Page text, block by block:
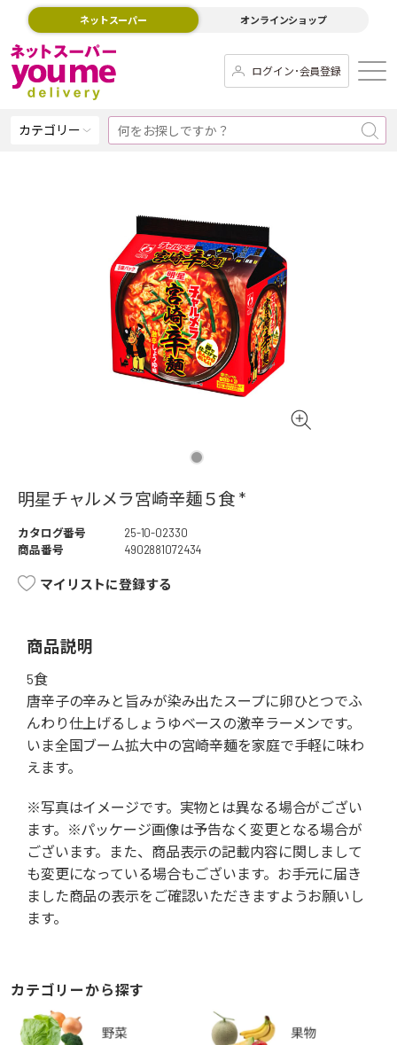
ネットスーパー オンラインショップ
ログイン･会員登録
カテゴリー
明星チャルメラ宮崎辛麺５食 *
カタログ番号
25-10-02330
商品番号
4902881072434
マイリストに登録する
商品説明
5食
唐辛子の辛みと旨みが染み出たスープに卵ひとつでふ
んわり仕上げるしょうゆベースの激辛ラーメンです。
いま全国ブーム拡大中の宮崎辛麺を家庭で手軽に味わ
えます。
※写真はイメージです。実物とは異なる場合がござい
ます。※パッケージ画像は予告なく変更となる場合が
ございます。また、商品表示の記載内容に関しまして
も変更になっている場合もございます。お手元に届き
ました商品の表示をご確認いただきますようお願いし
ます。
カテゴリーから探す